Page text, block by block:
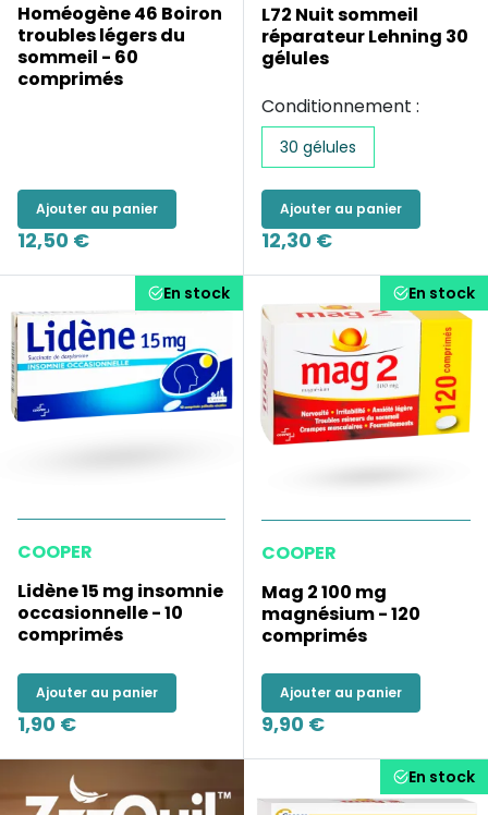
Homéogène 46 Boiron
troubles légers du
sommeil - 60
comprimés
Ajouter au panier
12,50 €
L72 Nuit sommeil
réparateur Lehning 30
gélules
Conditionnement :
30 gélules
Ajouter au panier
12,30 €
En stock
COOPER
Lidène 15 mg insomnie
occasionnelle - 10
comprimés
Ajouter au panier
1,90 €
En stock
COOPER
Mag 2 100 mg
magnésium - 120
comprimés
Ajouter au panier
9,90 €
En stock